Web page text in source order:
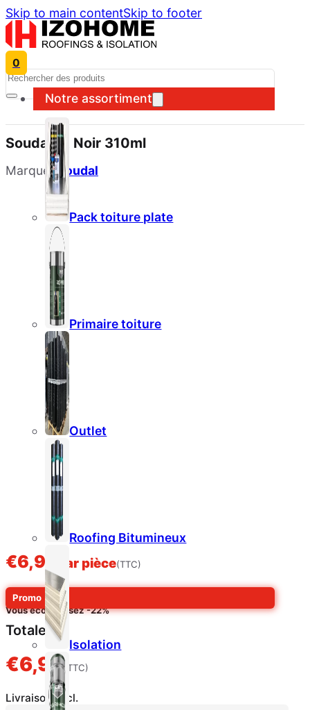
Skip to main contentSkip to footer
0
Notre assortiment
Pack toiture plate
Primaire toiture
Outlet
Roofing Bitumineux
Isolation
Search
Soudafalt Noir 310ml
Marque:Soudal
€6,99 par pièce(TTC)
Promo
En général:€8,99
Vous économisez-22%
Totale
€6,99(TTC)
Livraison excl.